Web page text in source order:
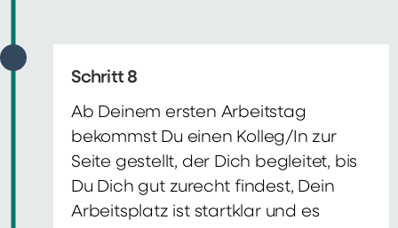
Schritt 8
Ab Deinem ersten Arbeitstag
bekommst Du einen Kolleg/In zur
Seite gestellt, der Dich begleitet, bis
Du Dich gut zurecht findest, Dein
Arbeitsplatz ist startklar und es